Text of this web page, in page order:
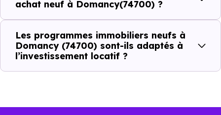
minimum
moyen
maximum
4 888 €
achat neuf à Domancy(74700) ?
Les programmes immobiliers neufs à
Domancy (74700) sont-ils adaptés à
l’investissement locatif ?